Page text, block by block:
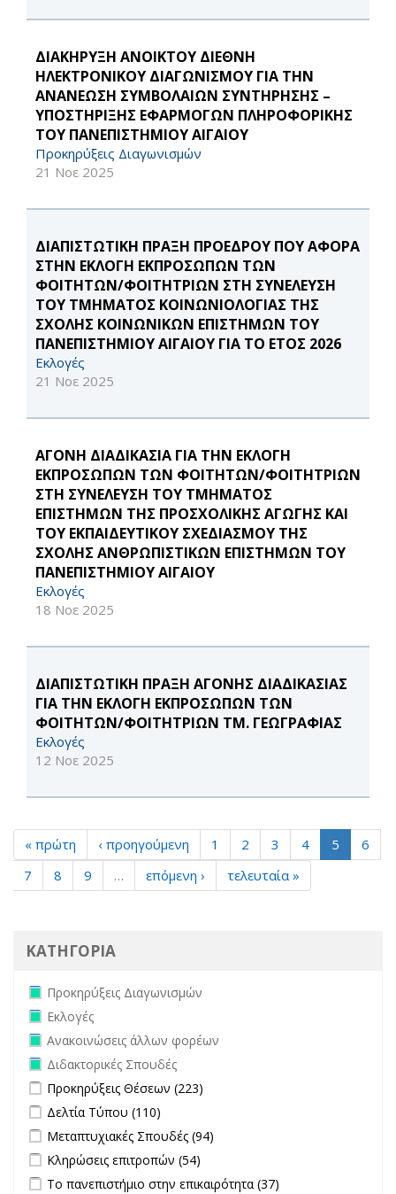
ΔΙΑΚΗΡΥΞΗ ΑΝΟΙΚΤΟΥ ΔΙΕΘΝΗ
ΗΛΕΚΤΡΟΝΙΚΟΥ ΔΙΑΓΩΝΙΣΜΟΥ ΓΙΑ THN
ΑΝΑΝΕΩΣΗ ΣΥΜΒΟΛΑΙΩΝ ΣΥΝΤΗΡΗΣΗΣ –
ΥΠΟΣΤΗΡΙΞΗΣ ΕΦΑΡΜΟΓΩΝ ΠΛΗΡΟΦΟΡΙΚΗΣ
ΤΟΥ ΠΑΝΕΠΙΣΤΗΜΙΟΥ ΑΙΓΑΙΟΥ
Προκηρύξεις Διαγωνισμών
21 Νοε 2025
ΔΙΑΠΙΣΤΩΤΙΚΗ ΠΡΑΞΗ ΠΡΟΕΔΡΟΥ ΠΟΥ ΑΦΟΡΑ
ΣΤΗΝ ΕΚΛΟΓΗ ΕΚΠΡΟΣΩΠΩΝ ΤΩΝ
ΦΟΙΤΗΤΩΝ/ΦΟΙΤΗΤΡΙΩΝ ΣΤΗ ΣΥΝΕΛΕΥΣΗ
ΤΟΥ ΤΜΗΜΑΤΟΣ ΚΟΙΝΩΝΙΟΛΟΓΙΑΣ ΤΗΣ
ΣΧΟΛΗΣ ΚΟΙΝΩΝΙΚΩΝ ΕΠΙΣΤΗΜΩΝ ΤΟΥ
ΠΑΝΕΠΙΣΤΗΜΙΟΥ ΑΙΓΑΙΟΥ ΓΙΑ ΤΟ ΕΤΟΣ 2026
Εκλογές
21 Νοε 2025
ΑΓΟΝΗ ΔΙΑΔΙΚΑΣΙΑ ΓΙΑ ΤΗΝ ΕΚΛΟΓΗ
ΕΚΠΡΟΣΩΠΩΝ ΤΩΝ ΦΟΙΤΗΤΩΝ/ΦΟΙΤΗΤΡΙΩΝ
ΣΤΗ ΣΥΝΕΛΕΥΣΗ ΤΟΥ ΤΜΗΜΑΤΟΣ
ΕΠΙΣΤΗΜΩΝ ΤΗΣ ΠΡΟΣΧΟΛΙΚΗΣ ΑΓΩΓΗΣ ΚΑΙ
ΤΟΥ ΕΚΠΑΙΔΕΥΤΙΚΟΥ ΣΧΕΔΙΑΣΜΟΥ ΤΗΣ
ΣΧΟΛΗΣ ΑΝΘΡΩΠΙΣΤΙΚΩΝ ΕΠΙΣΤΗΜΩΝ ΤΟΥ
ΠΑΝΕΠΙΣΤΗΜΙΟΥ ΑΙΓΑΙΟΥ
Εκλογές
18 Νοε 2025
ΔΙΑΠΙΣΤΩΤΙΚΗ ΠΡΑΞΗ ΑΓΟΝΗΣ ΔΙΑΔΙΚΑΣΙΑΣ
ΓΙΑ ΤΗΝ ΕΚΛΟΓΗ ΕΚΠΡΟΣΩΠΩΝ ΤΩΝ
ΦΟΙΤΗΤΩΝ/ΦΟΙΤΗΤΡΙΩΝ ΤΜ. ΓΕΩΓΡΑΦΙΑΣ
Εκλογές
12 Νοε 2025
« πρώτη ‹ προηγούμενη 1 2 3 4 5
6
7
8 9 … επόμενη › τελευταία »
ΚΑΤΗΓΟΡΙΑ
Remove Προκηρύξεις Διαγωνισμών filter
Προκηρύξεις Διαγωνισμών
Remove Εκλογές filter
Εκλογές
Remove Ανακοινώσεις άλλων φορέων filter
Ανακοινώσεις άλλων φορέων
Remove Διδακτορικές Σπουδές filter
Διδακτορικές Σπουδές
Apply Προκηρύξεις Θέσεων filter
Προκηρύξεις Θέσεων (223)
Apply Δελτία Τύπου filter
Δελτία Τύπου (110)
Apply Μεταπτυχιακές Σπουδές filter
Μεταπτυχιακές Σπουδές (94)
Apply Κληρώσεις επιτροπών filter
Κληρώσεις επιτροπών (54)
Apply Το πανεπιστήμιο στην επικαιρότητα filter
Το πανεπιστήμιο στην επικαιρότητα (37)